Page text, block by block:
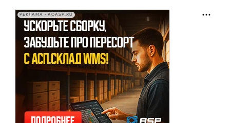
РЕКЛАМА • AOASP.RU